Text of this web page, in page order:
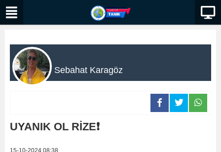
Sebahat Karagöz
UYANIK OL RİZE❗️
15-10-2024 08:38